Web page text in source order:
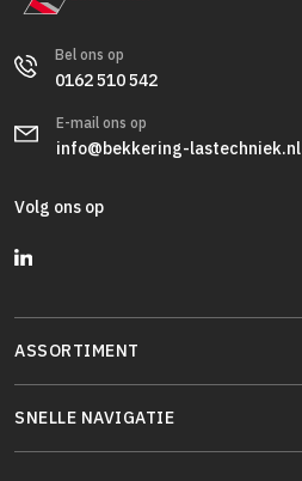
Bel ons op
0162 510 542
E-mail ons op
info@bekkering-lastechniek.nl
Volg ons op
ASSORTIMENT
SNELLE NAVIGATIE